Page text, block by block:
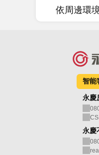
依周邊環
智能
永慶
永慶